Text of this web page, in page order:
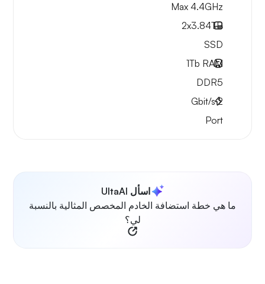
Max 4.4GHz
2x3.84TB
SSD
1Tb RAM
DDR5
2
Gbit/s
Port
اسأل UltaAI
ما هي خطة استضافة الخادم المخصص المثالية بالنسبة
لي؟